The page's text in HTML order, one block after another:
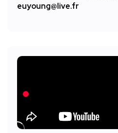
euyoung@live.fr